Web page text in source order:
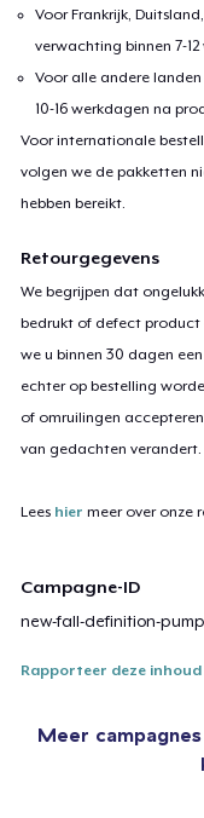
Voor Frankrijk,
verwachting binnen 7-
Voor alle andere
10-16 werkdagen na
Voor internationale
volgen we de pakketten
hebben bereikt.
Retourgegevens
We begrijpen dat
bedrukt of defect
we u binnen 30 dagen
echter op bestelling
of omruilingen
van gedachten verandert.
Lees hier meer over onze
Campagne-ID
new-fall-definition-
Rapporteer deze inhoud
Meer